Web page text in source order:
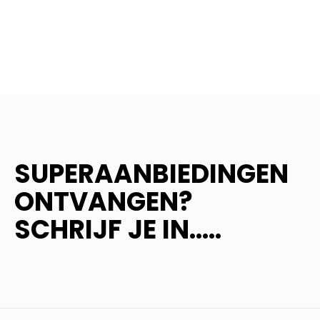
SUPERAANBIEDINGEN
ONTVANGEN?
SCHRIJF JE IN.....